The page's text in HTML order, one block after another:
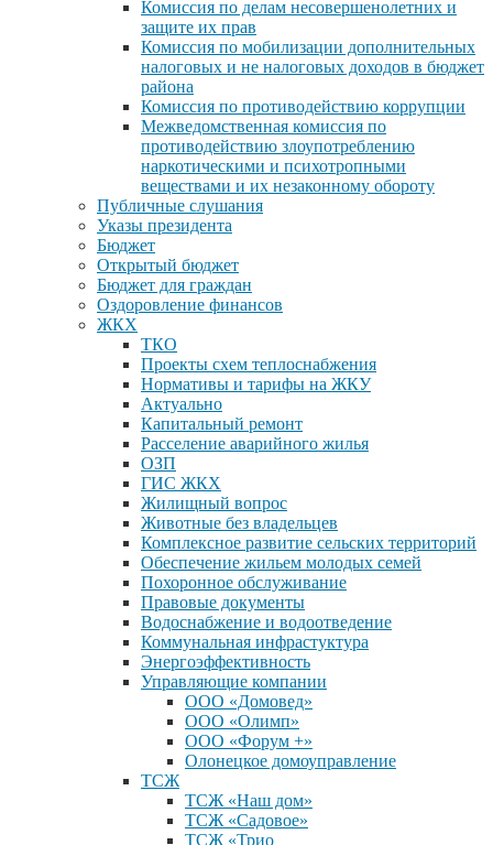
Комиссия по делам несовершенолетних и
защите их прав
Комиссия по мобилизации дополнительных
налоговых и не налоговых доходов в бюджет
района
Комиссия по противодействию коррупции
Межведомственная комиссия по
противодействию злоупотреблению
наркотическими и психотропными
веществами и их незаконному обороту
Публичные слушания
Указы президента
Бюджет
Открытый бюджет
Бюджет для граждан
Оздоровление финансов
ЖКХ
ТКО
Проекты схем теплоснабжения
Нормативы и тарифы на ЖКУ
Актуально
Капитальный ремонт
Расселение аварийного жилья
ОЗП
ГИС ЖКХ
Жилищный вопрос
Животные без владельцев
Комплексное развитие сельских территорий
Обеспечение жильем молодых семей
Похоронное обслуживание
Правовые документы
Водоснабжение и водоотведение
Коммунальная инфрастуктура
Энергоэффективность
Управляющие компании
ООО «Домовед»
ООО «Олимп»
ООО «Форум +»
Олонецкое домоуправление
ТСЖ
ТСЖ «Наш дом»
ТСЖ «Садовое»
ТСЖ «Трио